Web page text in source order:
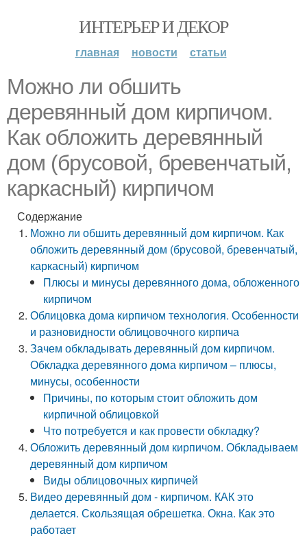
ИНТЕРЬЕР И ДЕКОР
главная новости статьи
Можно ли обшить
деревянный дом кирпичом.
Как обложить деревянный
дом (брусовой, бревенчатый,
каркасный) кирпичом
Содержание
Можно ли обшить деревянный дом кирпичом. Как
обложить деревянный дом (брусовой, бревенчатый,
каркасный) кирпичом
Плюсы и минусы деревянного дома, обложенного
кирпичом
Облицовка дома кирпичом технология. Особенности
и разновидности облицовочного кирпича
Зачем обкладывать деревянный дом кирпичом.
Обкладка деревянного дома кирпичом – плюсы,
минусы, особенности
Причины, по которым стоит обложить дом
кирпичной облицовкой
Что потребуется и как провести обкладку?
Обложить деревянный дом кирпичом. Обкладываем
деревянный дом кирпичом
Виды облицовочных кирпичей
Видео деревянный дом - кирпичом. КАК это
делается. Скользящая обрешетка. Окна. Как это
работает